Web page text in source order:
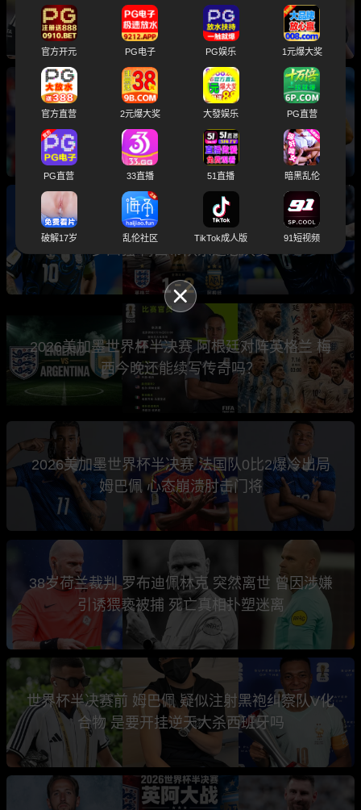
入选世界杯总决赛主裁判引发球迷热议
2026世界杯总决赛前瞻分析 卫冕冠军阿根廷与
西班牙将上演巅峰之战
世界杯半决赛 阿根廷2-1绝杀英格兰 三狮军团止
步四强 梅西带队杀进总决赛
2026美加墨世界杯半决赛 阿根廷对阵英格兰 梅
西今晚还能续写传奇吗？
2026美加墨世界杯半决赛 法国队0比2爆冷出局
姆巴佩 心态崩溃肘击门将
38岁荷兰裁判 罗布迪佩林克 突然离世 曾因涉嫌
引诱猥亵被捕 死亡真相扑塑迷离
世界杯半决赛前 姆巴佩 疑似注射黑袍纠察队V化
合物 是要开挂逆天大杀西班牙吗
官方开元 PG电子 PG娱乐 1元爆大奖
官方直营 2元爆大奖 大發娱乐 PG直营
PG直营 33直播 51直播 暗黑乱伦
破解17岁 乱伦社区 TikTok成人版 91短视频